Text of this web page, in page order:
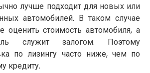
лучше подходит для новых или
автомобилей. В таком случае
оценить стоимость автомобиля, а
служит залогом. Поэтому
по лизингу часто ниже, чем по
кредиту.